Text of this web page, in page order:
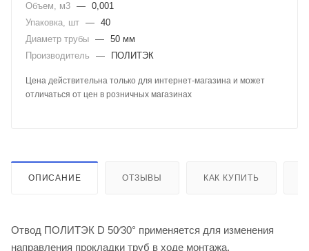
Объем, м3 — 0,001
Упаковка, шт — 40
Диаметр трубы — 50 мм
Производитель
— ПОЛИТЭК
Цена действительна только для интернет-магазина и может
отличаться от цен в розничных магазинах
ОПИСАНИЕ ОТЗЫВЫ КАК КУПИТЬ
Отвод ПОЛИТЭК D 50⁄30° применяется для изменения
направления прокладки труб в ходе монтажа.